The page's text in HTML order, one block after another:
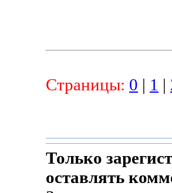
Страницы: 0 | 1 |
Только
оставлять